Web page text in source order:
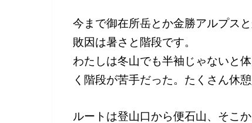
今まで御在所岳とか金勝アルプス
敗因は暑さと階段です。
わたしは冬山でも半袖じゃないと
く階段が苦手だった。たくさん休
ルートは登山口から便石山、そこ